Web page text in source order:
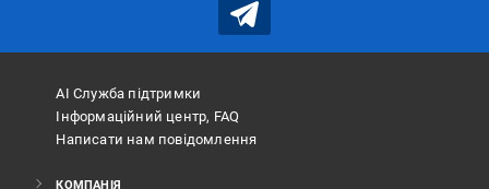
АІ Служба підтримки
Інформаційний центр, FAQ
Написати нам повідомлення
КОМПАНІЯ